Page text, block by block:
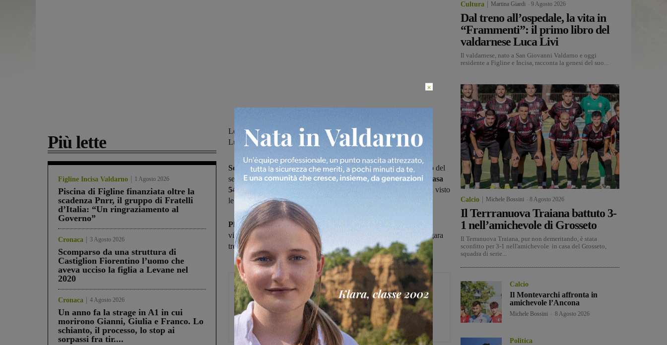
Più lette
Figline Incisa Valdarno 1 Agosto 2026
Piscina di Figline finanziata oltre la
scadenza Pnrr, il gruppo di Fratelli
d’Italia: “Un ringraziamento al
Governo”
Cronaca 3 Agosto 2026
Scomparso da una struttura di
Castiglion Fiorentino l’uomo che
aveva ucciso la figlia a Levane nel
2020
Cronaca 4 Agosto 2026
Un anno fa la strage in A1 in cui
morirono Gianni, Giulia e Franco. Lo
schianto, il processo, lo stop ai
sorpassi fra tir....
Le lucchesi hanno espugnato il Paladonbosco 54-62, mercoledì a
Lucca si gioca gara due e il Don Bosco è costretto a vincere
Sconfitta per le ragazze del Don Bosco Figline,che in gara uno del
secondo turno dei play-out di serie B femminile hannoperso in casa
54-62 con Le Mura Spring Lucca, al termine di una partite che ha visto
le figlinesi essere sempre costrette a inseguire.
Play-out in salitaora per le valdarnesi, che dovranno cercare di
vincere gara due mercoledì sera a Lucca per poi giocarsi tutto in gara
tre sabato sera nella bella al Paladonbosco.
Michele Bossini
Cultura Martina Giardi 9 Agosto 2026
Dal treno all’ospedale, la vita in
“Frammenti”: il primo libro del
valdarnese Luca Livi
Il valdarnese, nato a San Giovanni Valdarno e oggi
residente a Figline e Incisa, racconta la genesi del suo...
Calcio Michele Bossini 8 Agosto 2026
Il Terrranuova Traiana battuto 3-
1 nell’amichevole di Grosseto
Il Terranuova Traiana, pur non demeritando, è stata
sconfitto per 3-1 nell'amichevole in casa del Grosseto,
squadra di serie...
Calcio
Il Montevarchi affronta in
amichevole l’Ancona
Michele Bossini 8 Agosto 2026
Politica
×